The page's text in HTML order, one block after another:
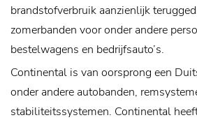
brandstofverbruik aanzienlijk
zomerbanden voor onder andere
bestelwagens en bedrijfsauto’s.
Continental is van oorsprong een
onder andere autobanden,
stabiliteitssystemen. Continental